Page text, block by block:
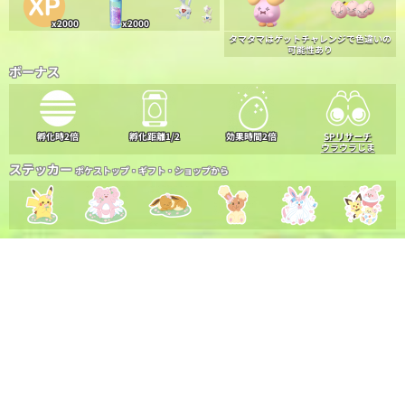
x2000 x2000
タマタマはゲットチャレンジで色違いの
可能性あり
ボーナス
孵化時2倍 孵化距離1/2 効果時間2倍
SPリサーチ
ウラウラじま
ステッカーポケストップ・ギフト・ショップから